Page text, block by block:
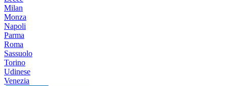
Milan
Monza
Napoli
Parma
Roma
Sassuolo
Torino
Udinese
Venezia